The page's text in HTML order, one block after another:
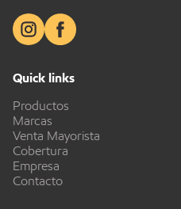
Quick links
Productos
Marcas
Venta Mayorista
Cobertura
Empresa
Contacto